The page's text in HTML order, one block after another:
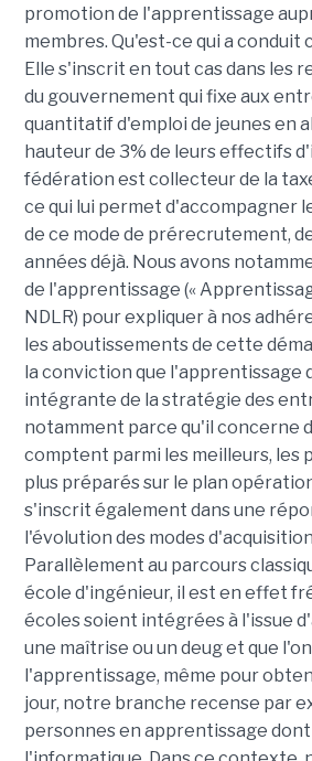
promotion de l'apprentissage
membres. Qu'est-ce qui a conduit
Elle s'inscrit en tout cas dans les
du gouvernement qui fixe aux
quantitatif d'emploi de jeunes en
hauteur de 3% de leurs effectifs
fédération est collecteur de la
ce qui lui permet d'accompagner
de ce mode de prérecrutement,
années déjà. Nous avons
de l'apprentissage («
NDLR) pour expliquer à nos
les aboutissements de cette
la conviction que l'apprentissage
intégrante de la stratégie des
notamment parce qu'il concerne
comptent parmi les meilleurs, les
plus préparés sur le plan
s'inscrit également dans une
l'évolution des modes
Parallèlement au parcours
école d'ingénieur, il est en effet
écoles soient intégrées à l'issue
une maîtrise ou un deug et que
l'apprentissage, même pour
jour, notre branche recense par
personnes en apprentissage dont